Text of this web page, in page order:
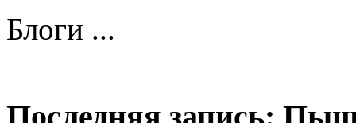
Блоги ...